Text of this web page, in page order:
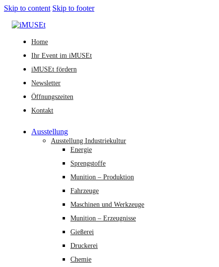
Skip to content Skip to footer
Home
Ihr Event im iMUSEt
iMUSEt fördern
Newsletter
Öffnungszeiten
Kontakt
Ausstellung
Ausstellung Industriekultur
Energie
Sprengstoffe
Munition – Produktion
Fahrzeuge
Maschinen und Werkzeuge
Munition – Erzeugnisse
Gießerei
Druckerei
Chemie